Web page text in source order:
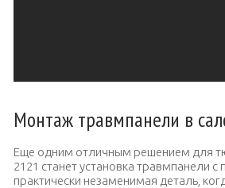
Монтаж травмпанели в
Еще одним отличным решением для
2121 станет установка травмпанели
практически незаменимая деталь,